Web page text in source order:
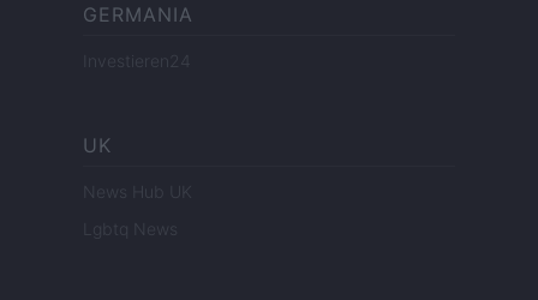
GERMANIA
Investieren24
UK
News Hub UK
Lgbtq News